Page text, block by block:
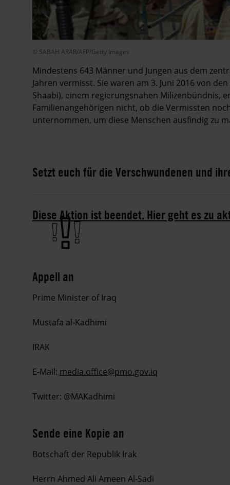
© SABAH ARAR/AFP/Getty Images
Mindestens 643 Männer und Jungen aus dem
Jahren vermisst. Sie waren am 3. Juni 2016 von
Shaabi), einem regierungsnahen Milizenbündnis,
Familienangehörigen nicht, ob die Vermissten
unternommen, um diese Menschen ausfindig zu
Setzt euch für die Verschwundenen und
Diese Aktion ist beendet. Hier geht es zu
Appell an
Prime Minister of Iraq
Mustafa al-Kadhimi
IRAK
E-Mail: media.office@pmo.gov.iq
Twitter: @MAKadhimi
Sende eine Kopie an
Botschaft der Republik Irak
Herrn Ahmed Ali Ameen Al-Sadi